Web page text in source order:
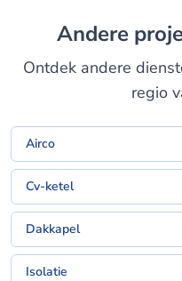
Andere
Ontdek andere
regio
Airco
Cv-ketel
Dakkapel
Isolatie